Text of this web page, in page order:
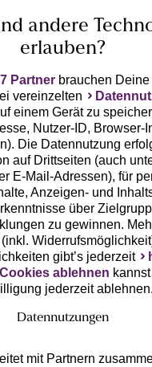
andere
erlauben?
7 Partner brauchen
vereinzelten
einem Gerät zu
Nutzer-ID, Browser-
Die Datennutzung
auf Drittseiten (auch
E-Mail-Adressen), für
Anzeigen- und
über
zu gewinnen.
gibt’s jederzeit
Cookies ablehnen
jederzeit ablehnen.
Datennutzungen
mit Partnern